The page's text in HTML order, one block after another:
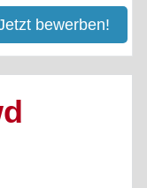
bewerben!